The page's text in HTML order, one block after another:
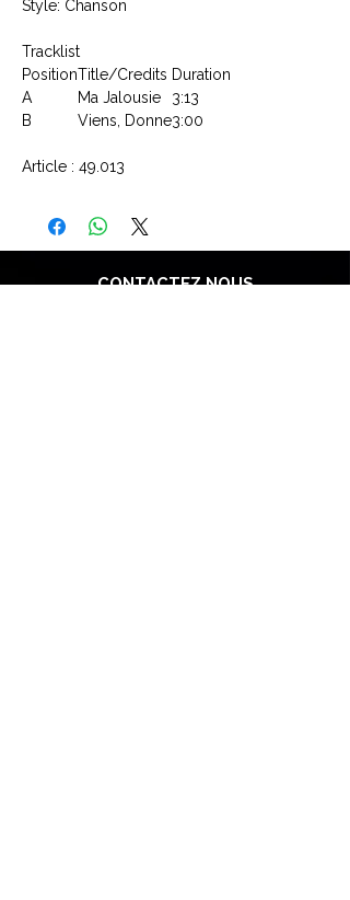
Style: Chanson
Tracklist
PositionTitle/Credits Duration
A
Ma Jalousie
3:13
B
Viens, Donne3:00
Article : 49.013
CONTACTEZ NOUS